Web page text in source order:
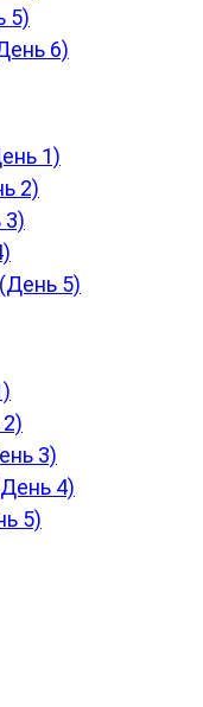
5)
6)
1)
2)
3)
5)
3)
4)
5)